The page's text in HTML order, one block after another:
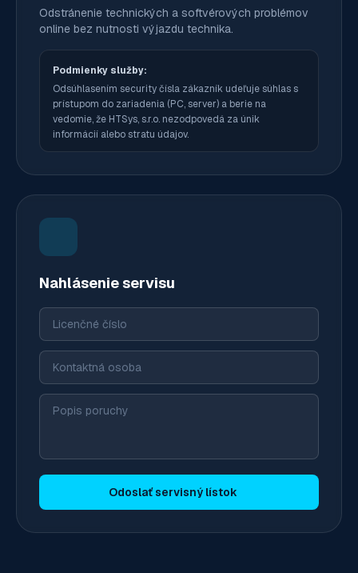
Odstránenie technických a softvérových problémov
online bez nutnosti výjazdu technika.
Podmienky služby:
Odsúhlasením security čísla zákazník udeľuje súhlas s
prístupom do zariadenia (PC, server) a berie na
vedomie, že HTSys, s.r.o. nezodpovedá za únik
informácií alebo stratu údajov.
Nahlásenie servisu
Licenčné číslo
Kontaktná osoba
Popis poruchy
Odoslať servisný lístok